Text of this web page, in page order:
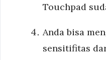
Touchpad
Anda bisa
sensitifitas